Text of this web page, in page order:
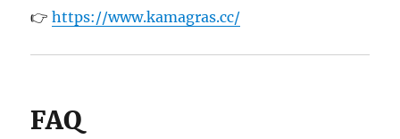
👉https://www.kamagras.cc/
FAQ